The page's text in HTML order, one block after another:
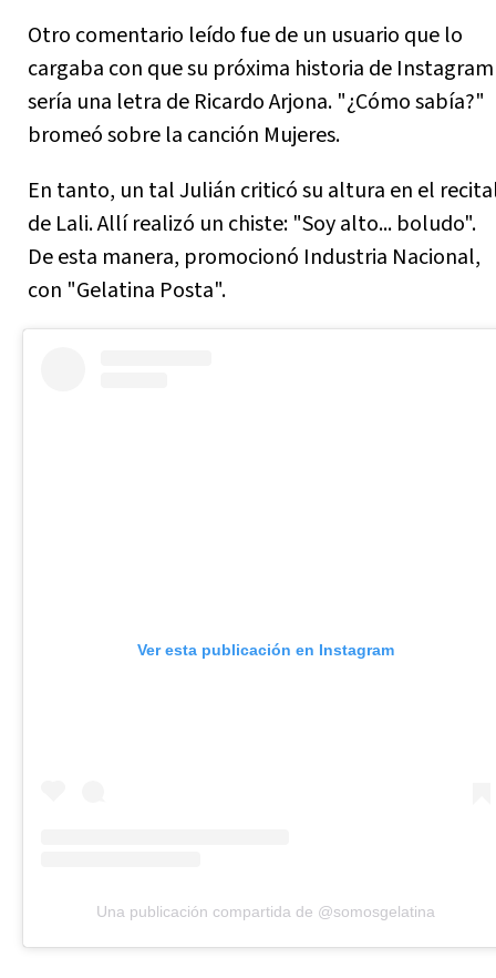
Otro comentario leído fue de un usuario que lo
cargaba con que su próxima historia de Instagram
sería una letra de Ricardo Arjona. "¿Cómo sabía?"
bromeó sobre la canción Mujeres.
En tanto, un tal Julián criticó su altura en el
de Lali. Allí realizó un chiste: "Soy alto... boludo".
De esta manera, promocionó Industria Nacional,
con "Gelatina Posta".
Ver esta publicación en Instagram
Una publicación compartida de @somosgelatina